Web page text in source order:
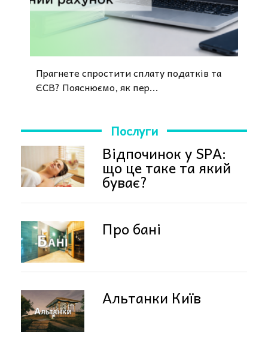
Прагнете спростити сплату податків та
ЄСВ? Пояснюємо, як пер...
Послуги
Відпочинок у SPA:
що це таке та який
буває?
Про бані
Альтанки Київ